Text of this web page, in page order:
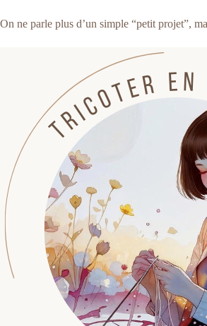
On ne parle plus d’un simple “petit projet”,